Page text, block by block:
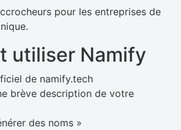
pour les entreprises de
utiliser Namify
de namify.tech
brève description de votre
des noms »